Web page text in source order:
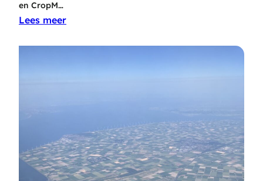
en CropM…
Lees meer